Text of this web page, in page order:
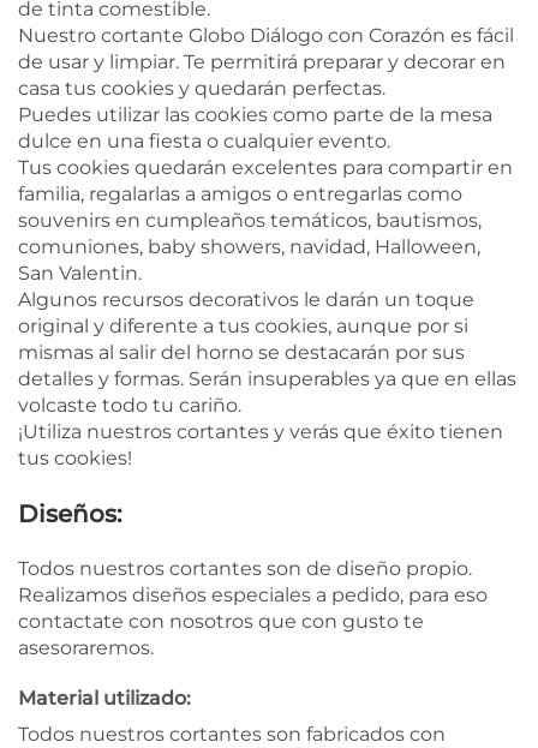
de tinta comestible.
Nuestro cortante Globo Diálogo con Corazón es fácil
de usar y limpiar. Te permitirá preparar y decorar en
casa tus cookies y quedarán perfectas.
Puedes utilizar las cookies como parte de la mesa
dulce en una fiesta o cualquier evento.
Tus cookies quedarán excelentes para compartir en
familia, regalarlas a amigos o entregarlas como
souvenirs en cumpleaños temáticos, bautismos,
comuniones, baby showers, navidad, Halloween,
San Valentin.
Algunos recursos decorativos le darán un toque
original y diferente a tus cookies, aunque por si
mismas al salir del horno se destacarán por sus
detalles y formas. Serán insuperables ya que en ellas
volcaste todo tu cariño.
¡Utiliza nuestros cortantes y verás que éxito tienen
tus cookies!
Diseños:
Todos nuestros cortantes son de diseño propio.
Realizamos diseños especiales a pedido, para eso
contactate con nosotros que con gusto te
asesoraremos.
Material utilizado:
Todos nuestros cortantes son fabricados con